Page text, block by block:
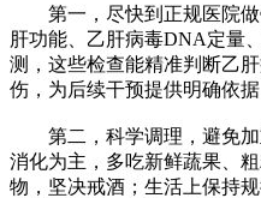
第一，尽快到正规医院做
肝功能、乙肝病毒DNA定量
测，这些检查能精准判断乙
伤，为后续干预提供明确依
第二，科学调理，避免加
消化为主，多吃新鲜蔬果、
物，坚决戒酒；生活上保持